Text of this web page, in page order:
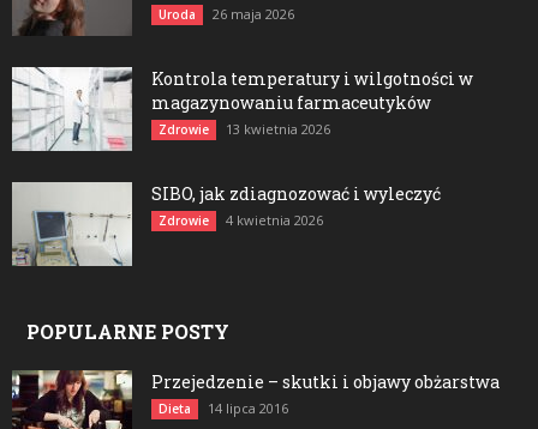
Uroda 26 maja 2026
Kontrola temperatury i wilgotności w
magazynowaniu farmaceutyków
Zdrowie 13 kwietnia 2026
SIBO, jak zdiagnozować i wyleczyć
Zdrowie 4 kwietnia 2026
POPULARNE POSTY
Przejedzenie – skutki i objawy obżarstwa
Dieta 14 lipca 2016